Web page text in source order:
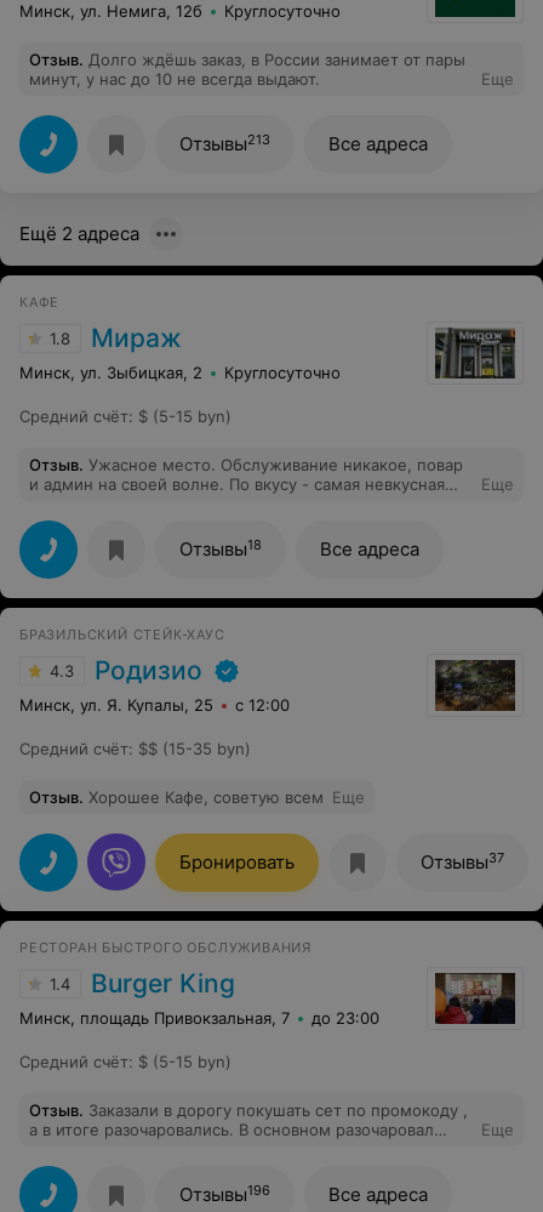
Минск, ул. Немига, 12б Круглосуточно
Отзыв. Долго ждёшь заказ, в России занимает от пары
минут, у нас до 10 не всегда выдают.
Еще
Отзывы213 Все адреса
Ещё 2 адреса
КАФЕ
1.8 Мираж
Минск, ул. Зыбицкая, 2 Круглосуточно
Средний счёт: $ (5-15 byn)
Отзыв. Ужасное место. Обслуживание никакое, повар
и админ на своей волне. По вкусу - самая невкусная
недовес.
Еще
Отзывы18 Все адреса
БРАЗИЛЬСКИЙ СТЕЙК-ХАУС
4.3 Родизио
Минск, ул. Я. Купалы, 25 с 12:00
Средний счёт: $$ (15-35 byn)
Отзыв. Хорошее Кафе, советую всем Еще
Бронировать Отзывы37
РЕСТОРАН БЫСТРОГО ОБСЛУЖИВАНИЯ
1.4 Burger King
Минск, площадь Привокзальная, 7 до 23:00
Средний счёт: $ (5-15 byn)
Отзыв. Заказали в дорогу покушать сет по промокоду ,
а в итоге разочаровались. В основном разочаровал
и реальностью. На вкус сухой, и никакущий. В общем
поработайте, пожалуйста, над отдачей. Понимаю, что
блюдо может отличаться от фото, но не на столько.
Еще
Отзывы196 Все адреса